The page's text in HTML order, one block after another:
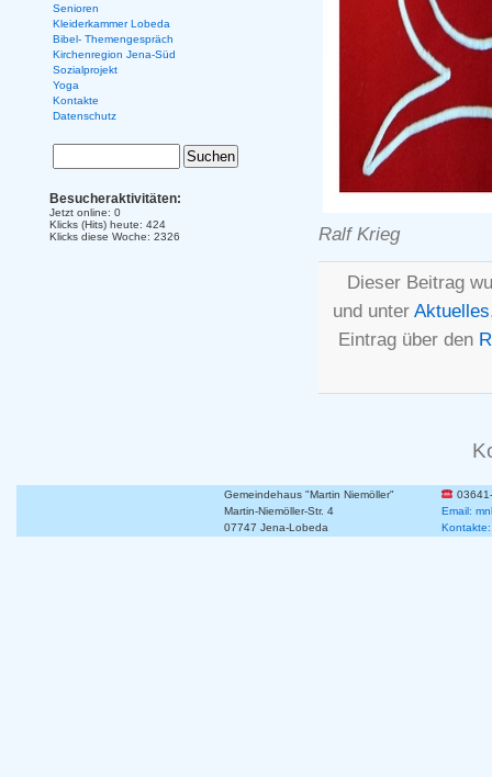
Ralf Krieg
Dieser Beitrag
und unter Aktuelles
Eintrag über den
Senioren
Kleiderkammer Lobeda
Bibel- Themengespräch
Kirchenregion Jena-Süd
Sozialprojekt
Yoga
Kontakte
Datenschutz
Besucheraktivitäten:
Jetzt online: 0
Klicks (Hits) heute: 424
Klicks diese Woche: 2326
Gemeindehaus "Martin Niemöller"
Martin-Niemöller-Str. 4
Email:
07747 Jena-Lobeda